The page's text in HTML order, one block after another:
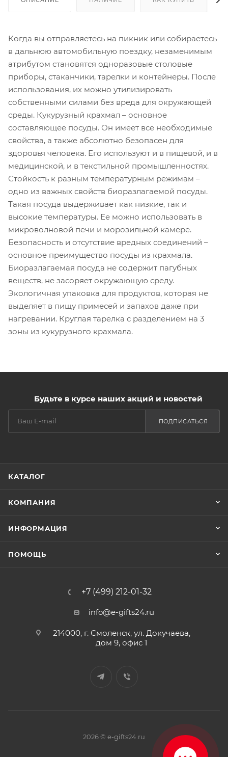
Когда вы отправляетесь на пикник или собираетесь
в дальнюю автомобильную поездку, незаменимым
атрибутом становятся одноразовые столовые
приборы, стаканчики, тарелки и контейнеры. После
использования, их можно утилизировать
собственными силами без вреда для окружающей
среды. Кукурузный крахмал – основное
составляющее посуды. Он имеет все необходимые
свойства, а также абсолютно безопасен для
здоровья человека. Его используют и в пищевой, и в
медицинской, и в текстильной промышленностях.
Стойкость к разным температурным режимам –
одно из важных свойств биоразлагаемой посуды.
Такая посуда выдерживает как низкие, так и
высокие температуры. Ее можно использовать в
микроволновой печи и морозильной камере.
Безопасность и отсутствие вредных соединений –
основное преимущество посуды из крахмала.
Биоразлагаемая посуда не содержит пагубных
веществ, не засоряет окружающую среду.
Экологичная упаковка для продуктов, которая не
выделяет в пищу примесей и запахов даже при
нагревании. Круглая тарелка с разделением на 3
зоны из кукурузного крахмала.
Будьте в курсе наших акций и новостей
ПОДПИСАТЬСЯ
КАТАЛОГ
КОМПАНИЯ
ИНФОРМАЦИЯ
ПОМОЩЬ
+7 (499) 212-01-32
info@e-gifts24.ru
214000, г. Смоленск, ул. Докучаева,
дом 9, офис 1
2026 © e-gifts24.ru